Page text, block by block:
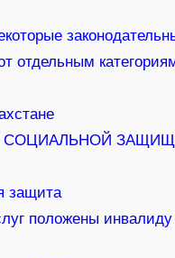
отдельным
— О СОЦИАЛЬНОЙ
защита
положены